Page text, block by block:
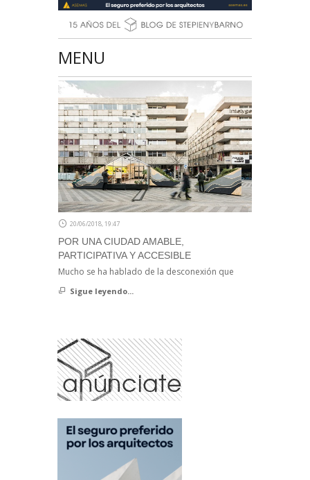
MENU
20/06/2018, 19:47
POR UNA CIUDAD AMABLE,
PARTICIPATIVA Y ACCESIBLE
Mucho se ha hablado de la desconexión que
Sigue leyendo...